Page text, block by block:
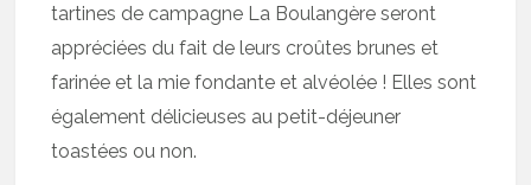
tartines de campagne La Boulangère seront
appréciées du fait de leurs croûtes brunes et
farinée et la mie fondante et alvéolée ! Elles sont
également délicieuses au petit-déjeuner
toastées ou non.